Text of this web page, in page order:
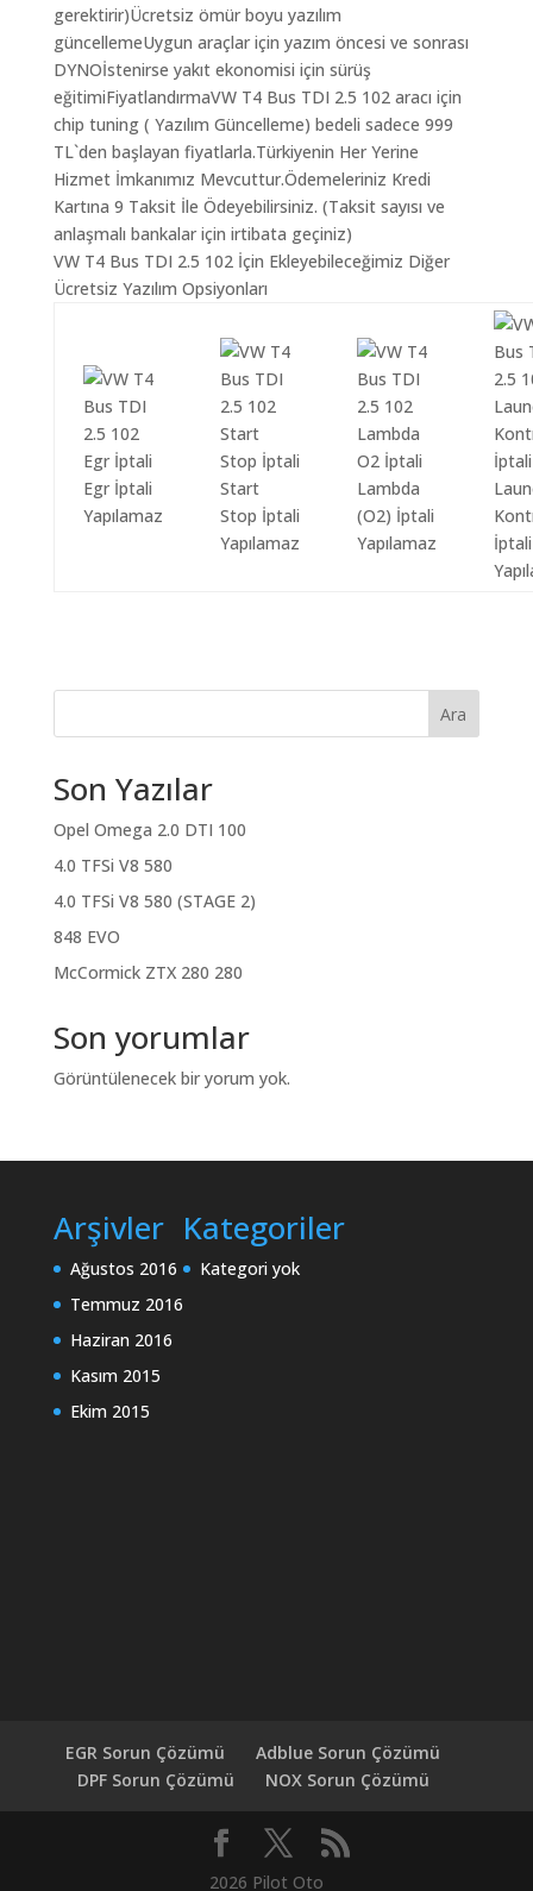
gerektirir)Ücretsiz ömür boyu yazılım
güncellemeUygun araçlar için yazım öncesi ve sonrası
DYNOİstenirse yakıt ekonomisi için sürüş
eğitimiFiyatlandırmaVW T4 Bus TDI 2.5 102 aracı için
chip tuning ( Yazılım Güncelleme) bedeli sadece 999
TL`den başlayan fiyatlarla.Türkiyenin Her Yerine
Hizmet İmkanımız Mevcuttur.Ödemeleriniz Kredi
Kartına 9 Taksit İle Ödeyebilirsiniz. (Taksit sayısı ve
anlaşmalı bankalar için irtibata geçiniz)
VW T4 Bus TDI 2.5 102 İçin Ekleyebileceğimiz Diğer
Ücretsiz Yazılım Opsiyonları
Egr İptali
Yapılamaz
Start
Stop İptali
Yapılamaz
Lambda
(O2) İptali
Yapılamaz
İptali
Ara
Son Yazılar
Opel Omega 2.0 DTI 100
4.0 TFSi V8 580
4.0 TFSi V8 580 (STAGE 2)
848 EVO
McCormick ZTX 280 280
Son yorumlar
Görüntülenecek bir yorum yok.
Arşivler
Ağustos 2016
Temmuz 2016
Haziran 2016
Kasım 2015
Ekim 2015
Kategoriler
Kategori yok
EGR Sorun Çözümü
Adblue Sorun Çözümü
DPF Sorun Çözümü
NOX Sorun Çözümü
2026 Pilot Oto